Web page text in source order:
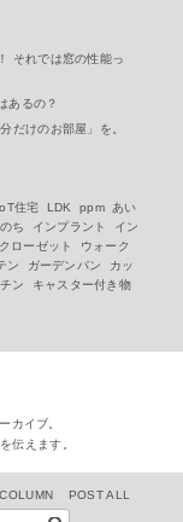
それでは窓の性能っ
あるの？
だけのお部屋」を。
住宅 LDK ppm
あい
ち インプラント
イン
ローゼット
ウォーク
ン ガーデンパン
カッ
ン
キャスター付き物
カイブ。
伝えます。
COLUMN POST ALL